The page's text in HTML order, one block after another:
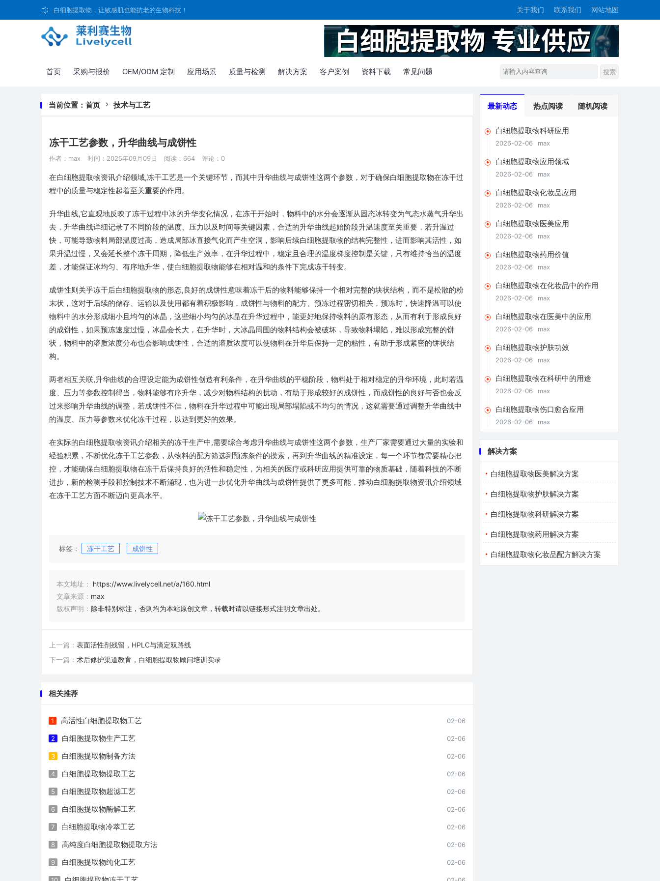
白细胞提取物，让敏感肌也能抗老的生物科技！ 关于我们 联系我们 网站地图
首页 采购与报价 OEM/ODM 定制 应用场景 质量与检测 解决方案 客户案例 资料下载 常见问题
当前位置： 首页 技术与工艺
冻干工艺参数，升华曲线与成饼性
作者：max 时间：2025年09月09日 阅读：664 评论：0
在白细胞提取物资讯介绍领域,冻干工艺是一个关键环节，而其中升华曲线与成饼性这两个参数，对于确保白细胞提取物在冻干过
程中的质量与稳定性起着至关重要的作用。
升华曲线,它直观地反映了冻干过程中冰的升华变化情况，在冻干开始时，物料中的水分会逐渐从固态冰转变为气态水蒸气升华出
去，升华曲线详细记录了不同阶段的温度、压力以及时间等关键因素，合适的升华曲线起始阶段升温速度至关重要，若升温过
快，可能导致物料局部温度过高，造成局部冰直接气化而产生空洞，影响后续白细胞提取物的结构完整性，进而影响其活性，如
果升温过慢，又会延长整个冻干周期，降低生产效率，在升华过程中，稳定且合理的温度梯度控制是关键，只有维持恰当的温度
差，才能保证冰均匀、有序地升华，使白细胞提取物能够在相对温和的条件下完成冻干转变。
成饼性则关乎冻干后白细胞提取物的形态,良好的成饼性意味着冻干后的物料能够保持一个相对完整的块状结构，而不是松散的粉
末状，这对于后续的储存、运输以及使用都有着积极影响，成饼性与物料的配方、预冻过程密切相关，预冻时，快速降温可以使
物料中的水分形成细小且均匀的冰晶，这些细小均匀的冰晶在升华过程中，能更好地保持物料的原有形态，从而有利于形成良好
的成饼性，如果预冻速度过慢，冰晶会长大，在升华时，大冰晶周围的物料结构会被破坏，导致物料塌陷，难以形成完整的饼
状，物料中的溶质浓度分布也会影响成饼性，合适的溶质浓度可以使物料在升华后保持一定的粘性，有助于形成紧密的饼状结
构。
两者相互关联,升华曲线的合理设定能为成饼性创造有利条件，在升华曲线的平稳阶段，物料处于相对稳定的升华环境，此时若温
度、压力等参数控制得当，物料能够有序升华，减少对物料结构的扰动，有助于形成较好的成饼性，而成饼性的良好与否也会反
过来影响升华曲线的调整，若成饼性不佳，物料在升华过程中可能出现局部塌陷或不均匀的情况，这就需要通过调整升华曲线中
的温度、压力等参数来优化冻干过程，以达到更好的效果。
在实际的白细胞提取物资讯介绍相关的冻干生产中,需要综合考虑升华曲线与成饼性这两个参数，生产厂家需要通过大量的实验和
经验积累，不断优化冻干工艺参数，从物料的配方筛选到预冻条件的摸索，再到升华曲线的精准设定，每一个环节都需要精心把
控，才能确保白细胞提取物在冻干后保持良好的活性和稳定性，为相关的医疗或科研应用提供可靠的物质基础，随着科技的不断
进步，新的检测手段和控制技术不断涌现，也为进一步优化升华曲线与成饼性提供了更多可能，推动白细胞提取物资讯介绍领域
在冻干工艺方面不断迈向更高水平。
标签： 冻干工艺 成饼性
本文地址：
https://www.livelycell.net/a/160.html
文章来源： max
版权声明： 除非特别标注，否则均为本站原创文章，转载时请以链接形式注明文章出处。
上一篇： 表面活性剂残留，HPLC与滴定双路线
下一篇： 术后修护渠道教育，白细胞提取物顾问培训实录
相关推荐
02-06
1 高活性白细胞提取物工艺
02-06
2 白细胞提取物生产工艺
02-06
3 白细胞提取物制备方法
02-06
4 白细胞提取物提取工艺
02-06
5 白细胞提取物超滤工艺
02-06
6 白细胞提取物酶解工艺
02-06
7 白细胞提取物冷萃工艺
02-06
8 高纯度白细胞提取物提取方法
02-06
9 白细胞提取物纯化工艺
最新动态 热点阅读 随机阅读
白细胞提取物科研应用
2026-02-06 max
白细胞提取物应用领域
2026-02-06 max
白细胞提取物化妆品应用
2026-02-06 max
白细胞提取物医美应用
2026-02-06 max
白细胞提取物药用价值
2026-02-06 max
白细胞提取物在化妆品中的作用
2026-02-06 max
白细胞提取物在医美中的应用
2026-02-06 max
白细胞提取物护肤功效
2026-02-06 max
白细胞提取物在科研中的用途
2026-02-06 max
白细胞提取物伤口愈合应用
2026-02-06 max
解决方案
白细胞提取物医美解决方案
白细胞提取物护肤解决方案
白细胞提取物科研解决方案
白细胞提取物药用解决方案
白细胞提取物化妆品配方解决方案